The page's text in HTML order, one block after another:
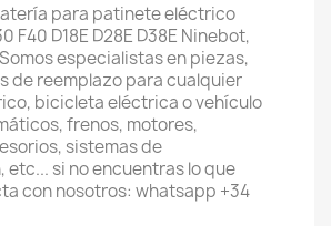
para patinete eléctrico
F40 D18E D28E D38E Ninebot,
Somos especialistas en piezas,
de reemplazo para cualquier
bicicleta eléctrica o vehículo
frenos, motores,
sistemas de
si no encuentras lo que
con nosotros: whatsapp +34